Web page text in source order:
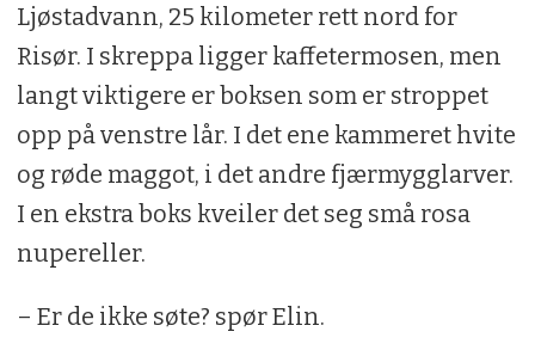
Ljøstadvann, 25 kilometer rett nord for
Risør. I skreppa ligger kaffetermosen, men
langt viktigere er boksen som er stroppet
opp på venstre lår. I det ene kammeret hvite
og røde maggot, i det andre fjærmygglarver.
I en ekstra boks kveiler det seg små rosa
nupereller.
– Er de ikke søte? spør Elin.